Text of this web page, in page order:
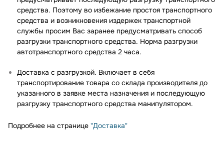
средства. Поэтому во избежание простоя транспортного
средства и возникновения издержек транспортной
службы просим Вас заранее предусматривать способ
разгрузки транспортного средства. Норма разгрузки
автотранспортного средства 2 часа.
Доставка с разгрузкой. Включает в себя
транспортирование товара со склада производителя до
указанного в заявке места назначения и последующую
разгрузку транспортного средства манипулятором.
Подробнее на странице "Доставка"